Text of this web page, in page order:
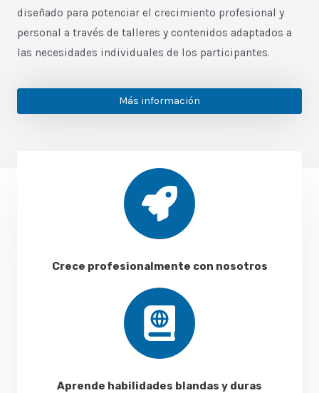
diseñado para potenciar el crecimiento profesional y
personal a través de talleres y contenidos adaptados a
las necesidades individuales de los participantes.
Más información
Crece profesionalmente con nosotros
Aprende habilidades blandas y duras